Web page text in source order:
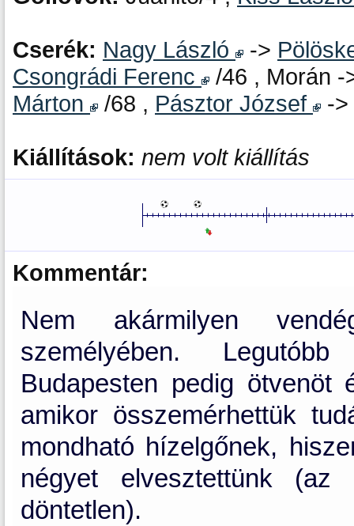
Cserék: Nagy László ->
Csongrádi Ferenc
/46 , Morán
Márton
/68 , Pásztor József ->
Kiállítások: nem volt kiállítás
Kommentár:
Nem akármilyen
személyében.
Budapesten pedig
amikor összemérhettük
mondható hízelgőnek,
négyet elvesztettünk (az
döntetlen).